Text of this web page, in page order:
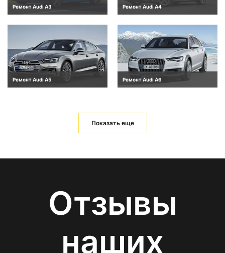
Ремонт Audi A3 Ремонт Audi A4
Ремонт Audi A5 Ремонт Audi A6
Показать еще
Отзывы
наших